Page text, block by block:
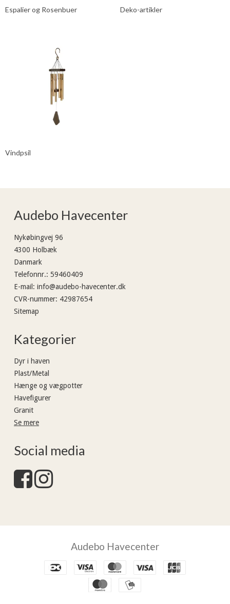
Espalier og Rosenbuer Deko-artikler
Vindpsil
Audebo Havecenter
Nykøbingvej 96
4300 Holbæk
Danmark
Telefonnr.: 59460409
E-mail : info@audebo-havecenter.dk
CVR-nummer: 42987654
Sitemap
Kategorier
Dyr i haven
Plast/Metal
Hænge og vægpotter
Havefigurer
Granit
Se mere
Social media
Audebo Havecenter